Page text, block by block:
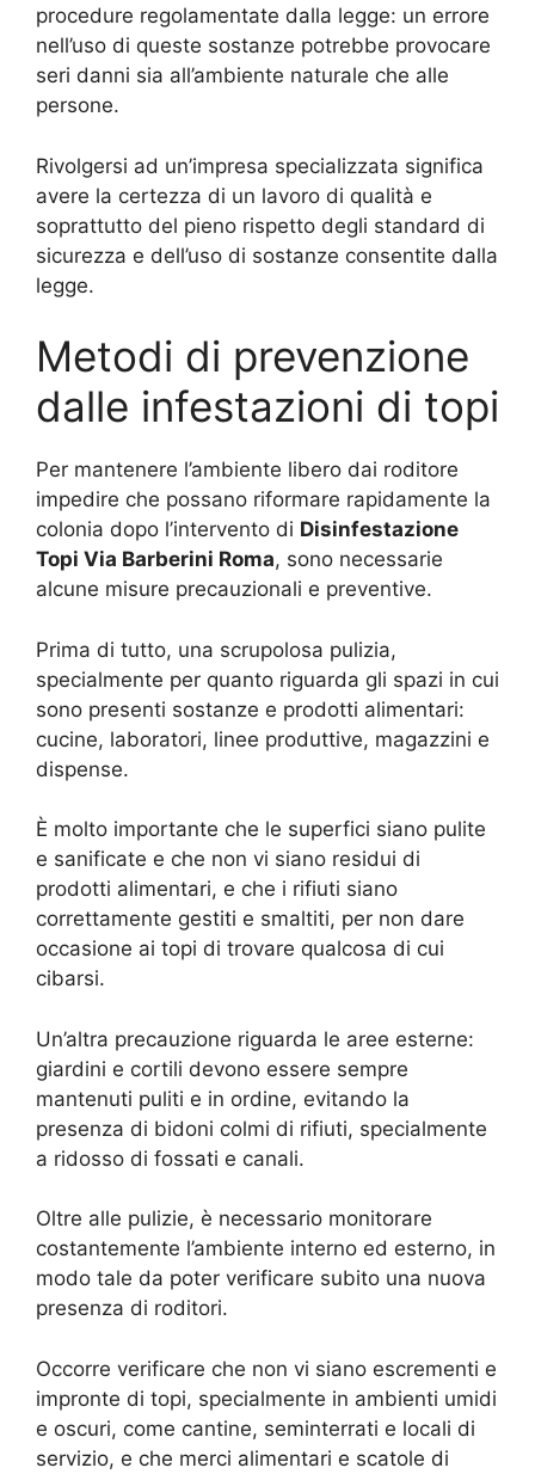
procedure regolamentate dalla legge: un errore
nell’uso di queste sostanze potrebbe provocare
seri danni sia all’ambiente naturale che alle
persone.
Rivolgersi ad un’impresa specializzata significa
avere la certezza di un lavoro di qualità e
soprattutto del pieno rispetto degli standard di
sicurezza e dell’uso di sostanze consentite dalla
legge.
Metodi di prevenzione
dalle infestazioni di topi
Per mantenere l’ambiente libero dai roditore
impedire che possano riformare rapidamente la
colonia dopo l’intervento di Disinfestazione
Topi Via Barberini Roma, sono necessarie
alcune misure precauzionali e preventive.
Prima di tutto, una scrupolosa pulizia,
specialmente per quanto riguarda gli spazi in cui
sono presenti sostanze e prodotti alimentari:
cucine, laboratori, linee produttive, magazzini e
dispense.
È molto importante che le superfici siano pulite
e sanificate e che non vi siano residui di
prodotti alimentari, e che i rifiuti siano
correttamente gestiti e smaltiti, per non dare
occasione ai topi di trovare qualcosa di cui
cibarsi.
Un’altra precauzione riguarda le aree esterne:
giardini e cortili devono essere sempre
mantenuti puliti e in ordine, evitando la
presenza di bidoni colmi di rifiuti, specialmente
a ridosso di fossati e canali.
Oltre alle pulizie, è necessario monitorare
costantemente l’ambiente interno ed esterno, in
modo tale da poter verificare subito una nuova
presenza di roditori.
Occorre verificare che non vi siano escrementi e
impronte di topi, specialmente in ambienti umidi
e oscuri, come cantine, seminterrati e locali di
servizio, e che merci alimentari e scatole di